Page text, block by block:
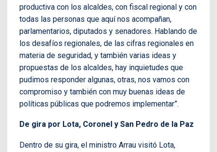
productiva con los alcaldes, con fiscal regional y con
todas las personas que aquí nos acompañan,
parlamentarios, diputados y senadores. Hablando de
los desafíos regionales, de las cifras regionales en
materia de seguridad, y también varias ideas y
propuestas de los alcaldes, hay inquietudes que
pudimos responder algunas, otras, nos vamos con
compromiso y también con muy buenas ideas de
políticas públicas que podremos implementar”.
De gira por Lota, Coronel y San Pedro de la Paz
Dentro de su gira, el ministro Arrau visitó Lota,